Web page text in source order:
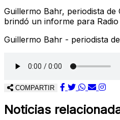
Guillermo Bahr, periodista de
brindó un informe para Radio
Guillermo Bahr - periodista
COMPARTIR
Noticias